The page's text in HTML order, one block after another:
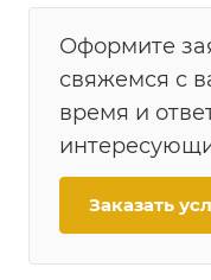
Оформите
свяжемся с
время и
Заказать